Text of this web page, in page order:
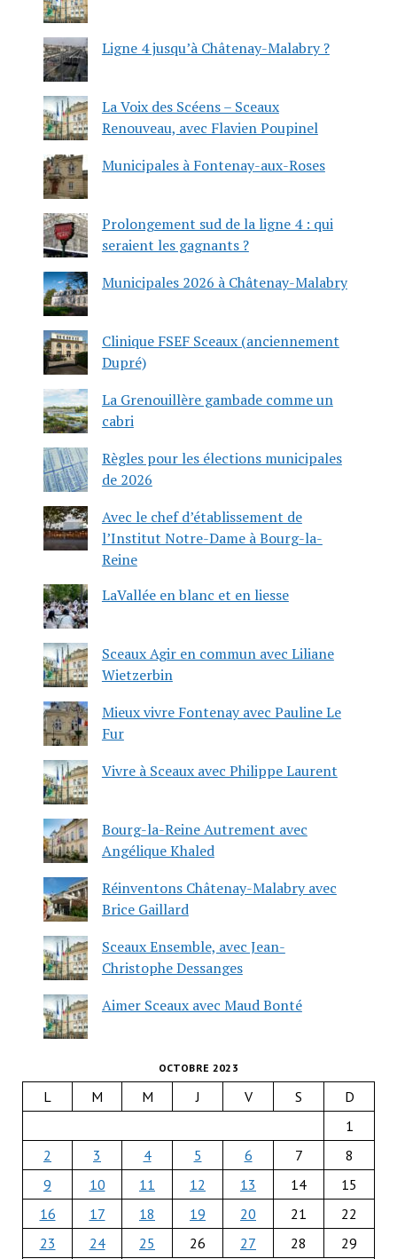
Ligne 4 jusqu’à Châtenay-Malabry ?
La Voix des Scéens – Sceaux
Renouveau, avec Flavien Poupinel
Municipales à Fontenay-aux-Roses
Prolongement sud de la ligne 4 : qui
seraient les gagnants ?
Municipales 2026 à Châtenay-Malabry
Clinique FSEF Sceaux (anciennement
Dupré)
La Grenouillère gambade comme un
cabri
Règles pour les élections municipales
de 2026
Avec le chef d’établissement de
l’Institut Notre-Dame à Bourg-la-
Reine
LaVallée en blanc et en liesse
Sceaux Agir en commun avec Liliane
Wietzerbin
Mieux vivre Fontenay avec Pauline Le
Fur
Vivre à Sceaux avec Philippe Laurent
Bourg-la-Reine Autrement avec
Angélique Khaled
Réinventons Châtenay-Malabry avec
Brice Gaillard
Sceaux Ensemble, avec Jean-
Christophe Dessanges
Aimer Sceaux avec Maud Bonté
OCTOBRE 2023
L M M J V S
D
1
2
3 4 5 6 7
8
9
10 11 12 13 14
15
16
17 18 19 20 21
22
23
24 25 26 27 28 29